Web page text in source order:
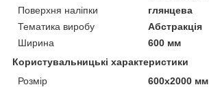
Поверхня наліпки
глянцева
Тематика виробу
Абстракція
Ширина
600 мм
Користувальницькі характеристики
Розмір
600х2000 мм